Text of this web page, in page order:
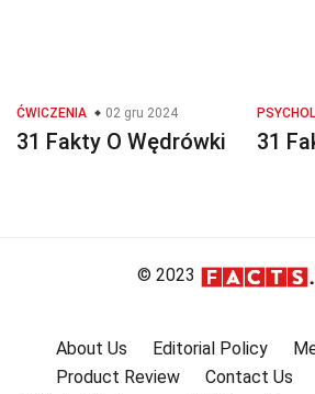
ĆWICZENIA 02 gru 2024
31 Fakty O Wędrówki 31
© 2023
About Us Editorial Policy
Product Review
Contact Us